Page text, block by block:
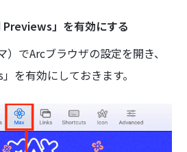
」を有効にする
でArcブラウザの設定を開き、
を有効にしておきます。